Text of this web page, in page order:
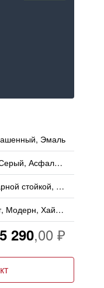
Эмаль
Белый, Дуб, Дерево, Серый, Асфальт, Матовый
Прямая, Угловая, С барной стойкой, С островом
Современные, Лофт, Модерн, Хай-тек
290